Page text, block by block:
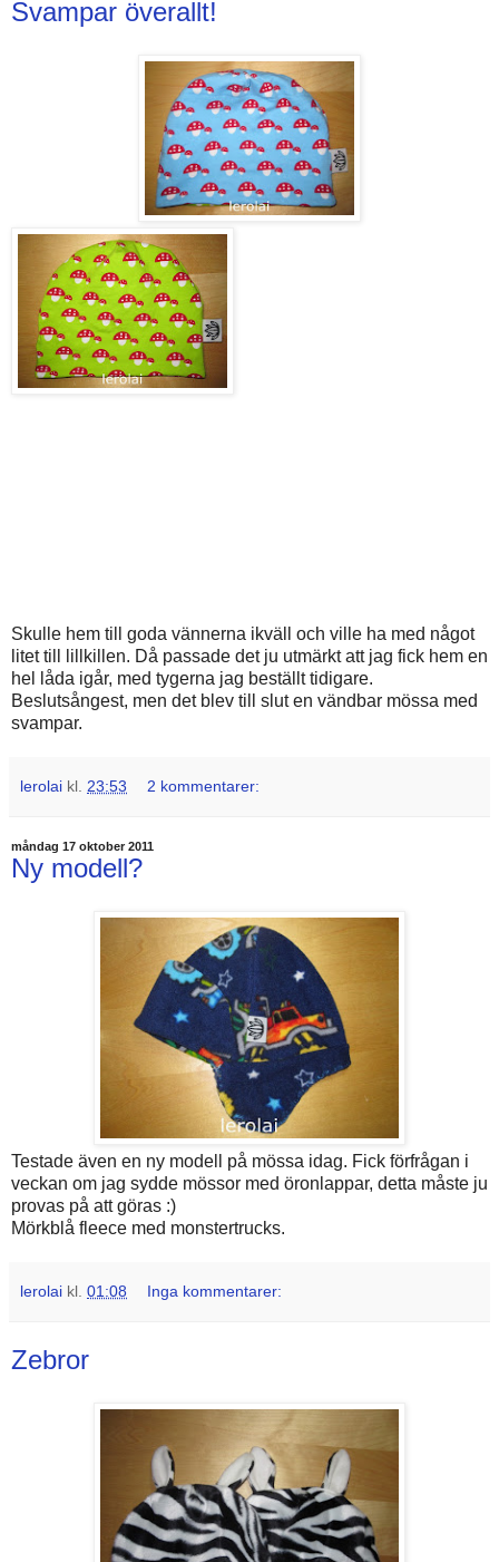
Svampar överallt!
Skulle hem till goda vännerna ikväll och ville ha med något
litet till lillkillen. Då passade det ju utmärkt att jag fick hem en
hel låda igår, med tygerna jag beställt tidigare.
Beslutsångest, men det blev till slut en vändbar mössa med
svampar.
lerolai kl. 23:53 2 kommentarer:
måndag 17 oktober 2011
Ny modell?
Testade även en ny modell på mössa idag. Fick förfrågan i
veckan om jag sydde mössor med öronlappar, detta måste ju
provas på att göras :)
Mörkblå fleece med monstertrucks.
lerolai kl. 01:08 Inga kommentarer:
Zebror